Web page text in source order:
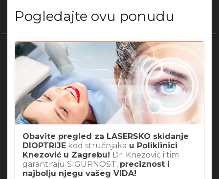
Pogledajte ovu ponudu
Obavite pregled za LASERSKO skidanje
DIOPTRIJE kod stručnjaka u Poliklinici
Knezović u Zagrebu! Dr. Knezović i tim
garantiraju SIGURNOST, preciznost i
najbolju njegu vašeg VIDA!